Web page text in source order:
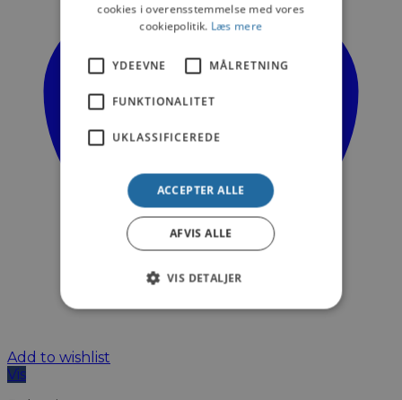
Add to wishlist
Vis
cookies i overensstemmelse med vores
cookiepolitik. Læs mere
YDEEVNE MÅLRETNING
FUNKTIONALITET
UKLASSIFICEREDE
ACCEPTER ALLE
AFVIS ALLE
VIS DETALJER